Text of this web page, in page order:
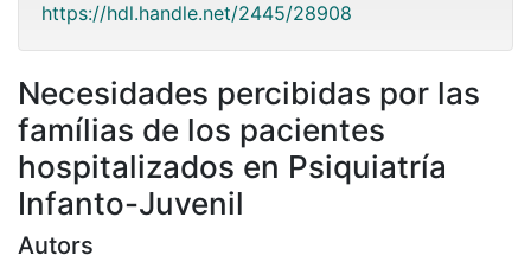
https://hdl.handle.net/2445/28908
Necesidades percibidas por las
famílias de los pacientes
hospitalizados en Psiquiatría
Infanto-Juvenil
Autors